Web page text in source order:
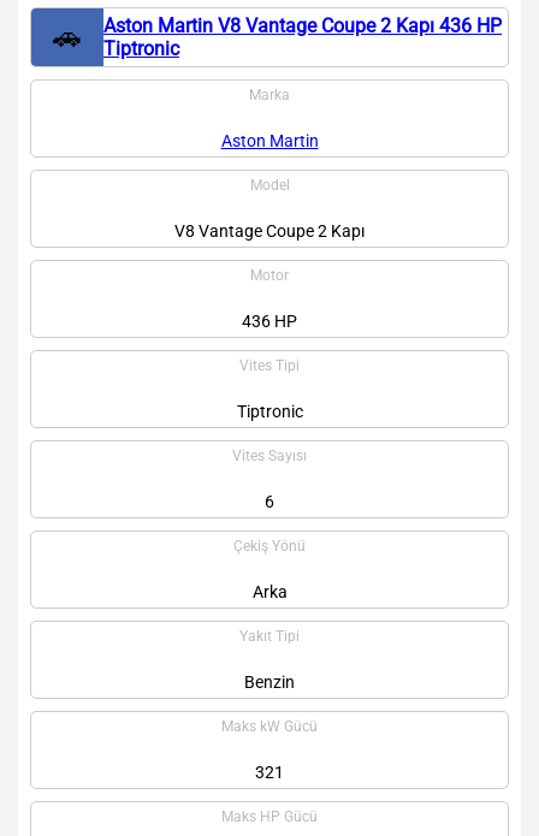
🚗
Aston Martin V8 Vantage Coupe 2 Kapı 436 HP
Tiptronic
Marka
Aston Martin
Model
V8 Vantage Coupe 2 Kapı
Motor
436 HP
Vites Tipi
Tiptronic
Vites Sayısı
6
Çekiş Yönü
Arka
Yakıt Tipi
Benzin
Maks kW Gücü
321
Maks HP Gücü